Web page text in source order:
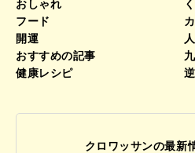
おしゃれ
フード
開運
おすすめの記事
健康レシピ
クロワッサンの最新